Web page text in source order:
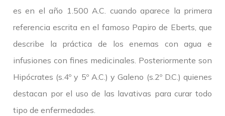
es en el año 1.500 A.C. cuando aparece la primera
referencia escrita en el famoso Papiro de Eberts, que
describe la práctica de los enemas con agua e
infusiones con fines medicinales. Posteriormente son
Hipócrates (s.4º y 5º A.C.) y Galeno (s.2º D.C.) quienes
destacan por el uso de las lavativas para curar todo
tipo de enfermedades.